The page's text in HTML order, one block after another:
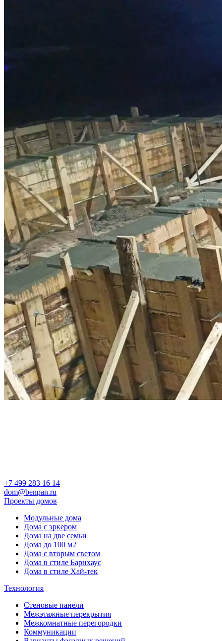
+7 499 283 16 14
dom@benpan.ru
Проекты домов
Модульные дома
Дома с эркером
Дома на две семьи
Дома до 100 м2
Дома с вторым светом
Дома в стиле Барнхаус
Дома в стиле Хай-тек
Технология
Стеновые панели
Межэтажные перекрытия
Межкомнатные перегородки
Коммуникации